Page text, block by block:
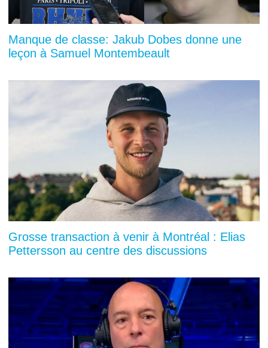
Manque de classe: Jakub Dobes donne une
leçon à Samuel Montembeault
Grosse transaction à venir à Montréal : Elias
Pettersson au centre des discussions